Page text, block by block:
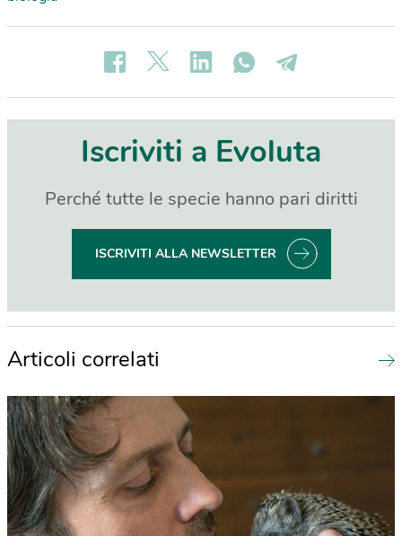
Iscriviti a Evoluta
Perché tutte le specie hanno pari diritti
ISCRIVITI ALLA NEWSLETTER
Articoli correlati